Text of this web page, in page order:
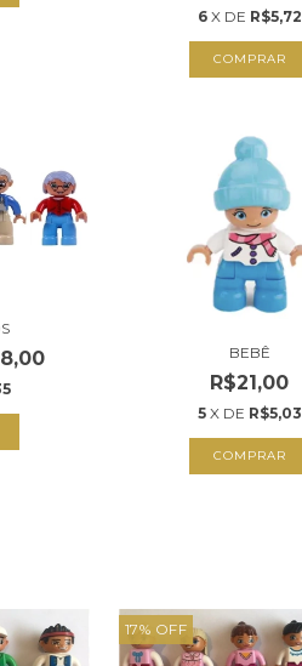
6 X DE R$5,72
BEBÊ
R$21,00
5 X DE R$5,03
17% OFF